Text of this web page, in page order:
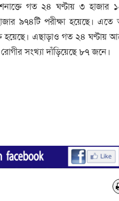
গত ২৪ ঘণ্টায় ৩ হাজার
৯৭৪টি পরীক্ষা হয়েছে।
হয়েছে। এছাড়াও গত ২৪ ঘণ্টায়
সংখ্যা দাঁড়িয়েছে ৮৭ জনে।